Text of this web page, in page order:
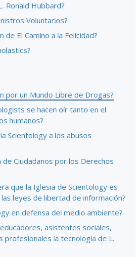
Ronald Hubbard?
Voluntarios?
de El Camino a la Felicidad?
por un Mundo Libre de Drogas?
se hacen oír tanto en el
humanos?
Scientology a los abusos
de Ciudadanos por los Derechos
que la Iglesia de Scientology es
leyes de libertad de información?
en defensa del medio ambiente?
asistentes sociales,
la tecnología de L.